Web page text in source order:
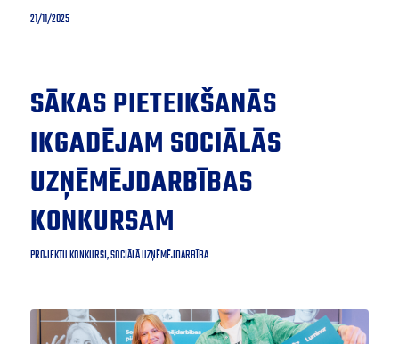
21/11/2025
SĀKAS PIETEIKŠANĀS
IKGADĒJAM SOCIĀLĀS
UZŅĒMĒJDARBĪBAS
KONKURSAM
PROJEKTU KONKURSI,SOCIĀLĀ UZŅĒMĒJDARBĪBA